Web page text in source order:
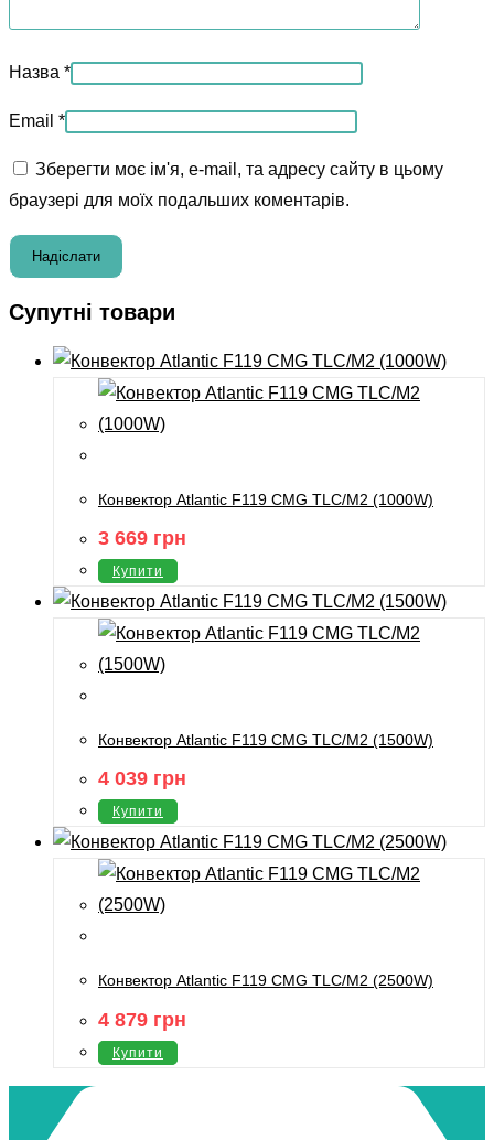
Назва *
Email *
Зберегти моє ім'я, e-mail, та адресу сайту в цьому
браузері для моїх подальших коментарів.
Супутні товари
Конвектор Atlantic F119 CMG TLC/M2 (1000W)
3 669 грн
Купити
Конвектор Atlantic F119 CMG TLC/M2 (1500W)
4 039 грн
Купити
Конвектор Atlantic F119 CMG TLC/M2 (2500W)
4 879 грн
Купити